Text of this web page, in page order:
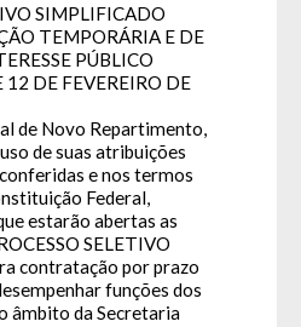
SIMPLIFICADO
TEMPORÁRIA E DE
PÚBLICO
12 DE FEVEREIRO DE
de Novo Repartimento,
de suas atribuições
e nos termos
Federal,
estarão abertas as
SELETIVO
contratação por prazo
funções dos
âmbito da Secretaria